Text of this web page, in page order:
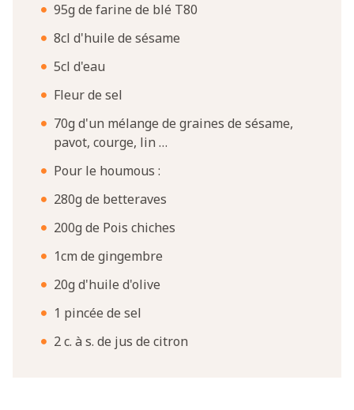
95g de farine de blé T80
8cl d'huile de sésame
5cl d'eau
Fleur de sel
70g d'un mélange de graines de sésame,
pavot, courge, lin …
Pour le houmous :
280g de betteraves
200g de Pois chiches
1cm de gingembre
20g d'huile d'olive
1 pincée de sel
2 c. à s. de jus de citron